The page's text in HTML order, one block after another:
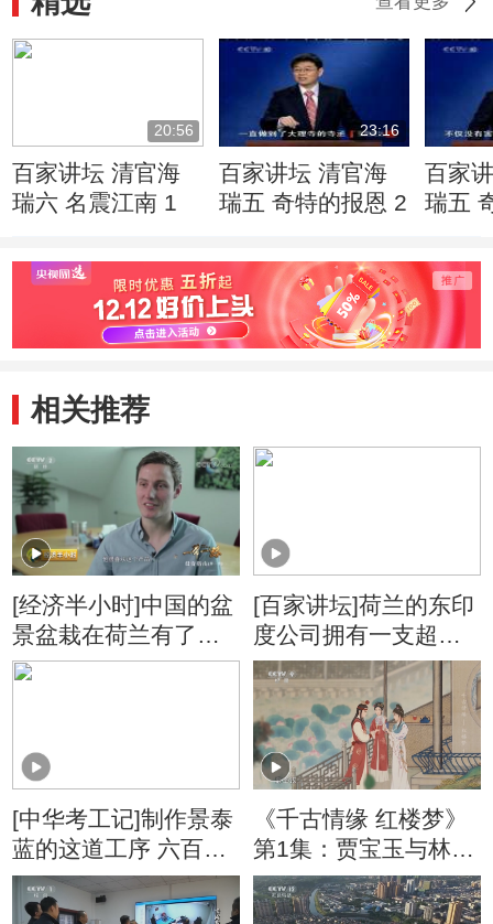
20:56
百家讲坛 清官海
瑞六 名震江南 1
23:16
百家讲坛 清官海
瑞五 奇特的报恩 2
百家
瑞五
相关推荐
[经济半小时]中国的盆
景盆栽在荷兰有了发
展空间
[百家讲坛]荷兰的东印
度公司拥有一支超过
一万人的军队
[中华考工记]制作景泰
蓝的这道工序 六百多
年未曾更改
《千古情缘 红楼梦》
第1集：贾宝玉与林黛
玉的爱情故事中出现
了第三个人 ——薛宝